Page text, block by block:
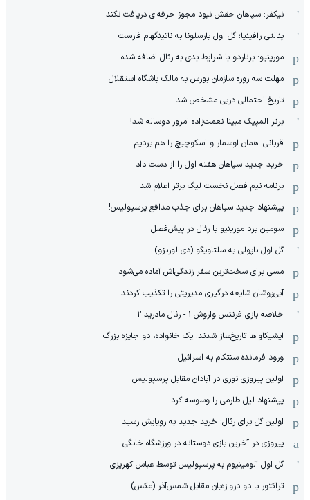
نیکفر: سپاهان حقش نبود مجوز حرفه‌ای دریافت نکند
پنالتی رافینیا؛ گل اول بارسلونا به ناتینگهام فارست
مورینیو: برناردو با شرایط بدی به رئال اضافه شده
مهلت سه روزه سازمان بورس به مالک باشگاه استقلال
تاریخ احتمالی دربی مشخص شد
برنز المپیک مبینا نعمت‌زاده امروز دوساله شد!
قربانی: همان اوسمار و اسکوچیچ را هم بردیم
خرید جدید سپاهان هفته اول را از دست داد
برنامه نیم فصل نخست لیگ برتر اعلام شد
پیشنهاد جدید سپاهان برای جذب مدافع پرسپولیس!
سومین برد مورینیو با رئال در پیش‌فصل
گل اول ناپولی به سلتاویگو (دی لورنزو)
مسی برای سخت‌ترین سفر زندگی‌اش آماده می‌شود
آبی‌پوشان شایعه درگیری مدیریتی را تکذیب کردند
خلاصه بازی فرنتس واروش 1 - رئال مادرید 2
ایشیکاوا‌ها تاریخ‌ساز شدند: یک خانواده، دو جایزه بزرگ
ورود فرمانده سنتکام به اسرائیل
اولین پیروزی نوری در آبادان مقابل پرسپولیس
پیشنهاد لیل طارمی را وسوسه کرد
اولین گل برای رئال: خرید جدید به رویایش رسید
پیروزی در آخرین بازی دوستانه در ورزشگاه خانگی
گل اول آلومینیوم به پرسپولیس توسط عباس کهریزی
تراکتور با دو دروازه‌بان مقابل شمس‌آذر (عکس)